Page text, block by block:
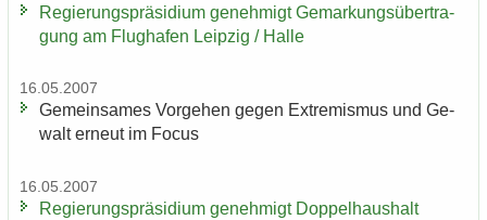
Re­gie­rungs­prä­si­di­um ge­neh­migt Ge­mar­kungs­über­tra­
gung am Flug­ha­fen Leip­zig / Halle
16.05.2007
Ge­mein­sa­mes Vor­ge­hen gegen Ex­tre­mis­mus und Ge­
walt er­neut im Focus
16.05.2007
Re­gie­rungs­prä­si­di­um ge­neh­migt Dop­pel­haus­halt